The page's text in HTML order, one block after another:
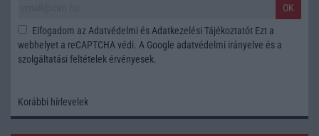
OK
Elfogadom az Adatvédelmi és Adatkezelési Tájékoztatót Ezt a
webhelyet a reCAPTCHA védi. A Google adatvédelmi irányelve és a
szolgáltatási feltételek érvényesek.
Korábbi hírlevelek